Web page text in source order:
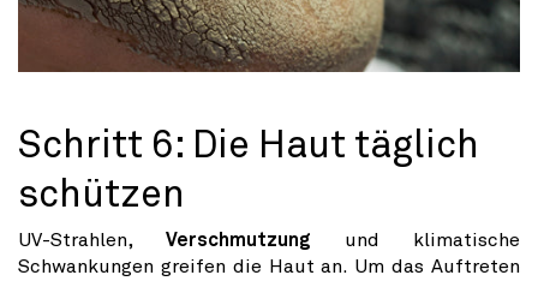
Schritt 6: Die Haut täglich
schützen
UV-Strahlen, Verschmutzung und klimatische
Schwankungen greifen die Haut an. Um das Auftreten